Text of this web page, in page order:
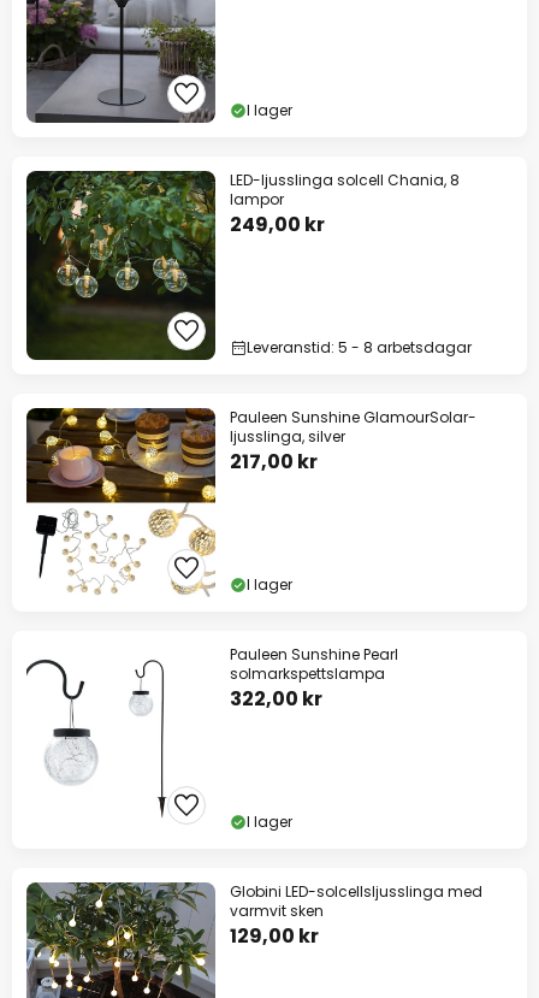
I lager
LED-ljusslinga solcell Chania, 8
lampor
249,00 kr
Leveranstid: 5 - 8 arbetsdagar
Pauleen Sunshine GlamourSolar-
ljusslinga, silver
217,00 kr
I lager
Pauleen Sunshine Pearl
solmarkspettslampa
322,00 kr
I lager
Globini LED-solcellsljusslinga med
varmvit sken
129,00 kr